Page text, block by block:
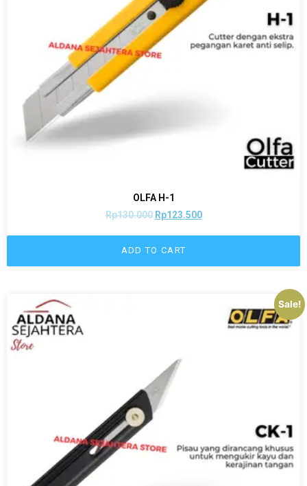
OLFA H-1
Rp130.000 Rp123.500
ADD TO CART
Sale!